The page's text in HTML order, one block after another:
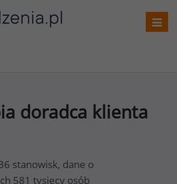
doradca klienta
stanowisk, dane o
581 tysięcy osób